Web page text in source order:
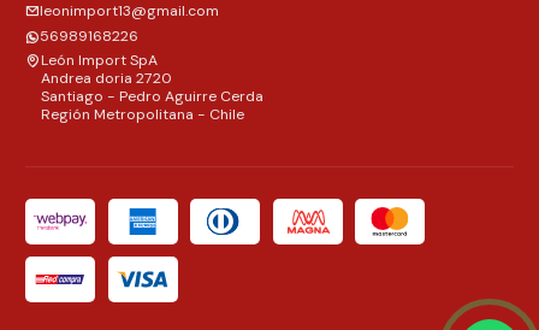
leonimport13@gmail.com
56989168226
León Import SpA
Andrea doria 2720
Santiago - Pedro Aguirre Cerda
Región Metropolitana - Chile